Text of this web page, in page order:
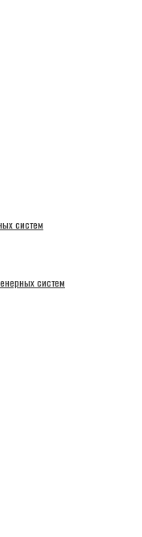
систем
систем